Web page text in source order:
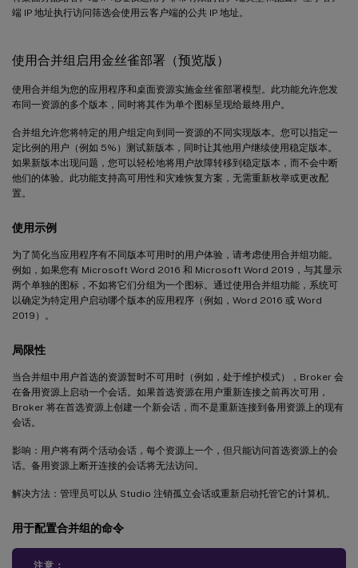
端 IP 地址执行访问筛选会使用云客户端的公共 IP 地址。
使用合并组启用金丝雀部署（预览版）
使用合并组为您的应用程序和桌面资源实施金丝雀部署模型。此功能允许您发
布同一资源的多个版本，同时将其作为单个图标呈现给最终用户。
合并组允许您将特定的用户组定向到同一资源的不同实现版本。您可以指定一
定比例的用户（例如 5%）测试新版本，同时让其他用户继续使用稳定版本。
如果新版本出现问题，您可以轻松地将用户故障转移到稳定版本，而不会中断
他们的体验。此功能支持高可用性和灾难恢复方案，无需重新枚举或更改配
置。
使用示例
为了简化当应用程序有不同版本可用时的用户体验，请考虑使用合并组功能。
例如，如果您有 Microsoft Word 2016 和 Microsoft Word 2019，与其显示
两个单独的图标，不如将它们分组为一个图标。通过使用合并组功能，系统可
以确定为特定用户启动哪个版本的应用程序（例如，Word 2016 或 Word
2019）。
局限性
当合并组中用户首选的资源暂时不可用时（例如，处于维护模式），Broker 会
在备用资源上启动一个会话。如果首选资源在用户重新连接之前再次可用，
Broker 将在首选资源上创建一个新会话，而不是重新连接到备用资源上的现有
会话。
影响：用户将有两个活动会话，每个资源上一个，但只能访问首选资源上的会
话。备用资源上断开连接的会话将无法访问。
解决方法：管理员可以从 Studio 注销孤立会话或重新启动托管它的计算机。
用于配置合并组的命令
注意：